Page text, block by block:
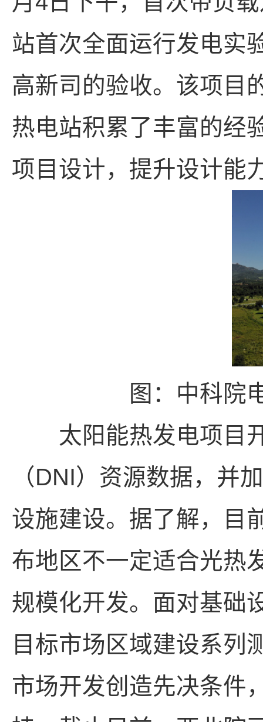
站首次全面运行发电实
高新司的验收。该项目
热电站积累了丰富的经
项目设计，提升设计能
图：中科院
太阳能热发电项目开
（DNI）资源数据，并
设施建设。据了解，目
布地区不一定适合光热
规模化开发。面对基础
目标市场区域建设系列
市场开发创造先决条件